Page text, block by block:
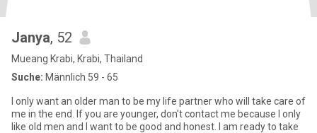
Janya, 52
Mueang Krabi, Krabi, Thailand
Suche: Männlich 59 - 65
I only want an older man to be my life partner who will take care of
me in the end. If you are younger, don't contact me because I only
like old men and I want to be good and honest. I am ready to take